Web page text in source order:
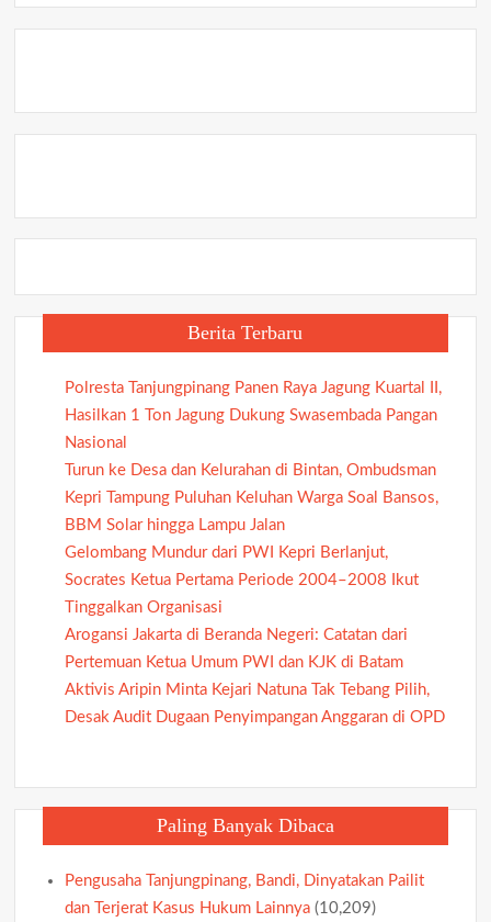
Berita Terbaru
Polresta Tanjungpinang Panen Raya Jagung Kuartal II,
Hasilkan 1 Ton Jagung Dukung Swasembada Pangan
Nasional
Turun ke Desa dan Kelurahan di Bintan, Ombudsman
Kepri Tampung Puluhan Keluhan Warga Soal Bansos,
BBM Solar hingga Lampu Jalan
Gelombang Mundur dari PWI Kepri Berlanjut,
Socrates Ketua Pertama Periode 2004–2008 Ikut
Tinggalkan Organisasi
Arogansi Jakarta di Beranda Negeri: Catatan dari
Pertemuan Ketua Umum PWI dan KJK di Batam
Aktivis Aripin Minta Kejari Natuna Tak Tebang Pilih,
Desak Audit Dugaan Penyimpangan Anggaran di OPD
Paling Banyak Dibaca
Pengusaha Tanjungpinang, Bandi, Dinyatakan Pailit
dan Terjerat Kasus Hukum Lainnya (10,209)